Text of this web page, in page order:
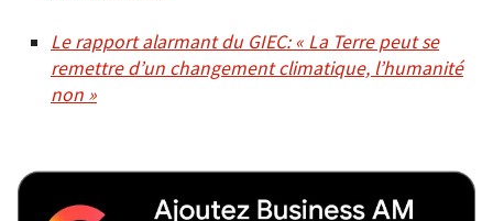
Le rapport alarmant du GIEC: « La Terre peut se
remettre d’un changement climatique, l’humanité
non »